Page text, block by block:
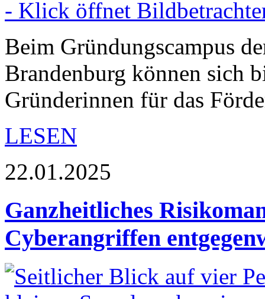
Beim Gründungscampus
Brandenburg können sich
Gründerinnen für das
LESEN
22.01.2025
Ganzheitliches
Cyberangriffen